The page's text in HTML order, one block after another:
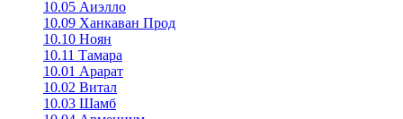
10.05 Аиэлло
10.09 Ханкаван Прод
10.10 Ноян
10.11 Тамара
10.01 Арарат
10.02 Витал
10.03 Шамб